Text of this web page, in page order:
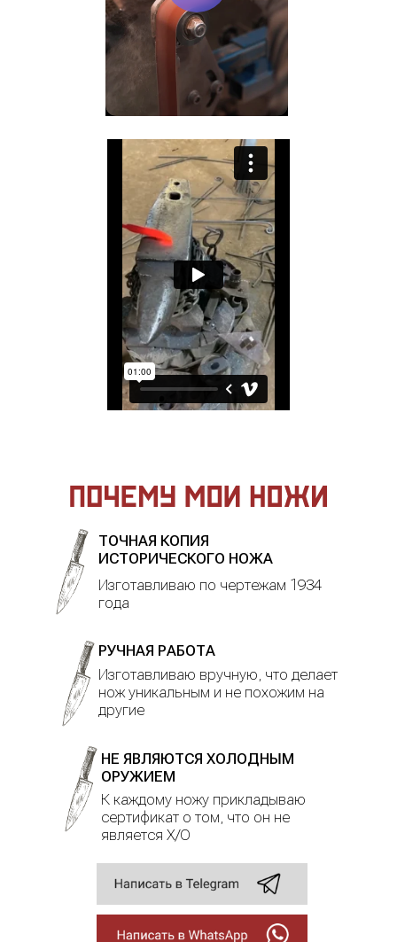
ТОЧНАЯ КОПИЯ
ИСТОРИЧЕСКОГО НОЖА
РУЧНАЯ РАБОТА
Изготавливаю по чертежам 1934
года
Изготавливаю вручную, что делает
нож уникальным и не похожим на
другие
НЕ ЯВЛЯЮТСЯ ХОЛОДНЫМ
ОРУЖИЕМ
К каждому ножу прикладываю
сертификат о том, что он не
является Х/О